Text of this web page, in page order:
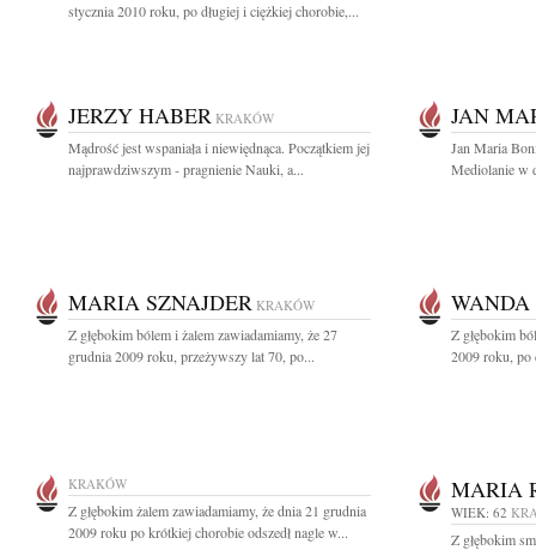
stycznia 2010 roku, po długiej i ciężkiej chorobie,...
JERZY HABER KRAKÓW
Mądrość jest wspaniała i niewiędnąca. Początkiem jej
najprawdziwszym - pragnienie Nauki, a...
JAN
Jan Maria
Mediolanie w
MARIA SZNAJDER KRAKÓW
Z głębokim bólem i żalem zawiadamiamy, że 27
grudnia 2009 roku, przeżywszy lat 70, po...
Z głębokim
2009 roku, po
KRAKÓW
Z głębokim żalem zawiadamiamy, że dnia 21 grudnia
2009 roku po krótkiej chorobie odszedł nagle w...
MARIA
WIEK: 62
Z głębokim